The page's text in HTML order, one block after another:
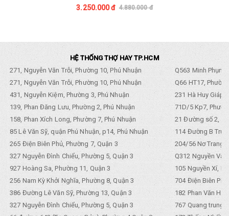
3.250.000 đ 4.880.000 đ
HỆ THỐNG THỢ HAY TP.HCM
271, Nguyễn Văn Trỗi, Phường 10, Phú Nhuận
Q563 Minh
271, Nguyễn Văn Trỗi, Phường 10, Phú Nhuận
Q66 HT17,
431, Nguyễn Kiệm, Phường 3, Phú Nhuận
231 Hà Huy Giáp,
139, Phan Đăng Lưu, Phường 2, Phú Nhuận
71D/5 Kp7,
158, Phan Xích Long, Phường 7, Phú Nhuận
21 Đường số 2,
85 Lê Văn Sỹ, quận Phú Nhuận, p14, Phú Nhuận
114 Đường B
265 Điện Biên Phủ, Phường 7, Quận 3
204/56 Nơ Trang
327 Nguyễn Đình Chiểu, Phường 5, Quận 3
Q312 Nguyền
927 Hoàng Sa, Phường 11, Quận 3
105 Nguyền Xí,
256 Nam Kỳ Khởi Nghĩa, Phường 8, Quận 3
704 Điện Biên
386 Đường Lê Văn Sỹ, Phường 13, Quận 3
182 Phan Văn
327 Nguyễn Đình Chiểu, Phường 5, Quận 3
767 Quang trung,